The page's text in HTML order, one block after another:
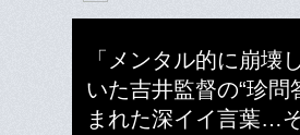
「メンタル的に崩壊
いた吉井監督の“珍
まれた深イイ言葉…